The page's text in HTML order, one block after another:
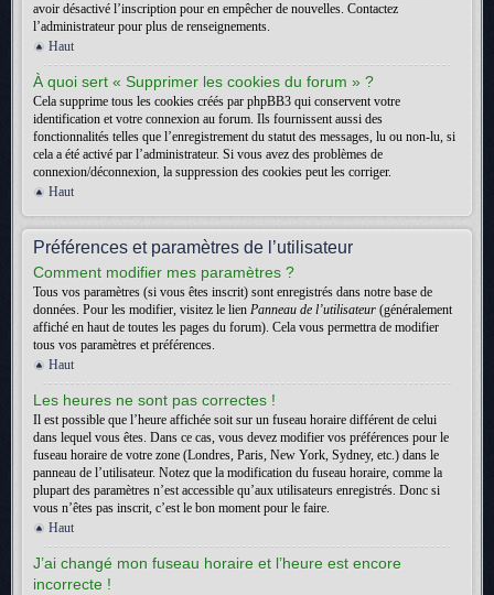
avoir désactivé l’inscription pour en empêcher de nouvelles. Contactez
l’administrateur pour plus de renseignements.
Haut
À quoi sert « Supprimer les cookies du forum » ?
Cela supprime tous les cookies créés par phpBB3 qui conservent votre
identification et votre connexion au forum. Ils fournissent aussi des
fonctionnalités telles que l’enregistrement du statut des messages, lu ou non-lu, si
cela a été activé par l’administrateur. Si vous avez des problèmes de
connexion/déconnexion, la suppression des cookies peut les corriger.
Haut
Préférences et paramètres de l’utilisateur
Comment modifier mes paramètres ?
Tous vos paramètres (si vous êtes inscrit) sont enregistrés dans notre base de
données. Pour les modifier, visitez le lien Panneau de l’utilisateur (généralement
affiché en haut de toutes les pages du forum). Cela vous permettra de modifier
tous vos paramètres et préférences.
Haut
Les heures ne sont pas correctes !
Il est possible que l’heure affichée soit sur un fuseau horaire différent de celui
dans lequel vous êtes. Dans ce cas, vous devez modifier vos préférences pour le
fuseau horaire de votre zone (Londres, Paris, New York, Sydney, etc.) dans le
panneau de l’utilisateur. Notez que la modification du fuseau horaire, comme la
plupart des paramètres n’est accessible qu’aux utilisateurs enregistrés. Donc si
vous n’êtes pas inscrit, c’est le bon moment pour le faire.
Haut
J’ai changé mon fuseau horaire et l’heure est encore
incorrecte !